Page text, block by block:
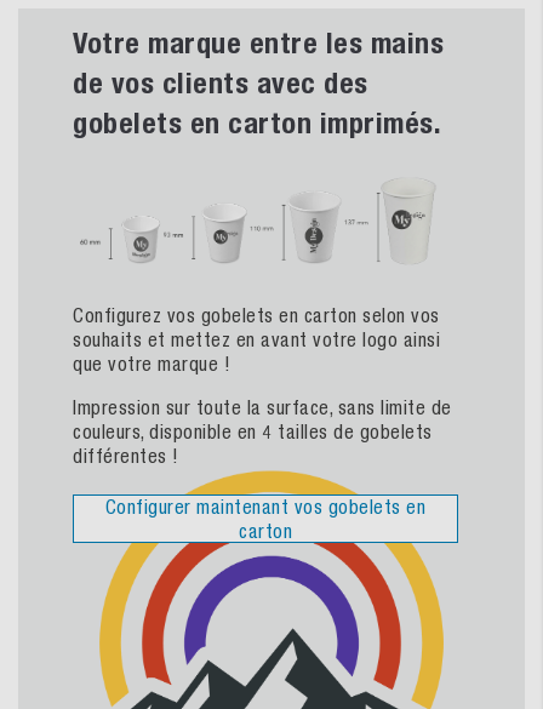
Votre marque entre les mains
de vos clients avec des
gobelets en carton imprimés.
Configurez vos gobelets en carton selon vos
souhaits et mettez en avant votre logo ainsi
que votre marque !
Impression sur toute la surface, sans limite de
couleurs, disponible en 4 tailles de gobelets
différentes !
Configurer maintenant vos gobelets en
carton